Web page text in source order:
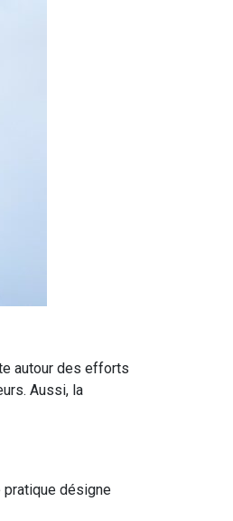
autour des efforts
Aussi, la
désigne